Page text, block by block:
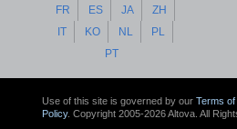
FR
ES JA
ZH
IT
KO NL
PL
PT
Use of this site is governed by our Terms of
Policy. Copyright 2005-2026 Altova. All